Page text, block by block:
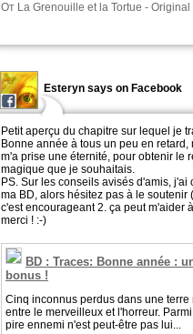
От La Grenouille et la Tortue - Original
Esteryn says on Facebook
Petit aperçu du chapitre sur lequel je
Bonne année à tous un peu en
m'a prise une éternité, pour obtenir le
magique que je souhaitais.
PS. Sur les conseils avisés d'amis,
ma BD, alors hésitez pas à le soutenir
c'est encourageant 2. ça peut m'aider
merci ! :-)
BD : Traces: Bonne année :
bonus !
Cinq inconnus perdus dans une
entre le merveilleux et l'horreur.
pire ennemi n'est peut-être pas lui...